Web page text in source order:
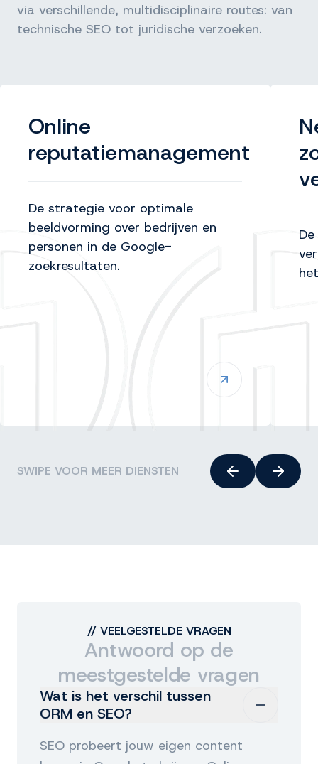
via verschillende, multidisciplinaire routes: van
technische SEO tot juridische verzoeken.
Online
reputatiemanagement
De strategie voor optimale
beeldvorming over bedrijven en
personen in de Google-
zoekresultaten.
SWIPE VOOR MEER DIENSTEN
// VEELGESTELDE VRAGEN
Antwoord op de
meestgestelde vragen
Wat is het verschil tussen
ORM en SEO?
SEO probeert jouw eigen content